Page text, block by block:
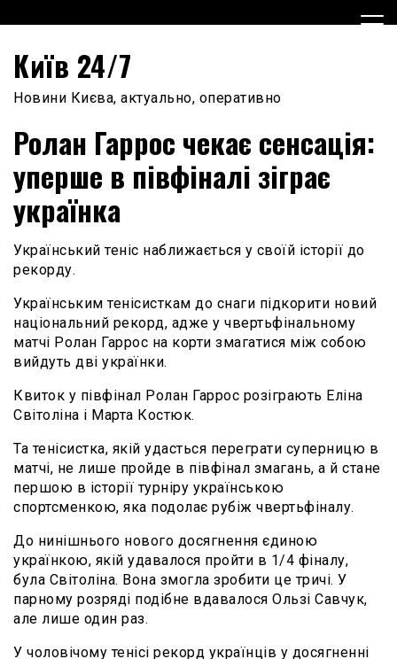
to
Київ 24/7
Новини Києва, актуально, оперативно
Ролан Гаррос чекає сенсація:
уперше в півфіналі зіграє
українка
Український теніс наближається у своїй історії до
рекорду.
Українським тенісисткам до снаги підкорити новий
національний рекорд, адже у чвертьфінальному
матчі Ролан Гаррос на корти змагатися між собою
вийдуть дві українки.
Квиток у півфінал Ролан Гаррос розіграють Еліна
Світоліна і Марта Костюк.
Та тенісистка, якій удасться переграти суперницю в
матчі, не лише пройде в півфінал змагань, а й стане
першою в історії турніру українською
спортсменкою, яка подолає рубіж чвертьфіналу.
До нинішнього нового досягнення єдиною
українкою, якій удавалося пройти в 1/4 фіналу,
була Світоліна. Вона змогла зробити це тричі. У
парному розряді подібне вдавалося Ользі Савчук,
але лише один раз.
У чоловічому тенісі рекорд українців у досягненні